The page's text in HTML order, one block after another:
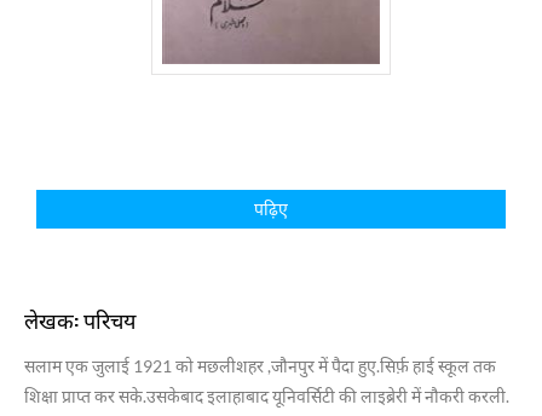
पढ़िए
लेखक: परिचय
सलाम एक जुलाई 1921 को मछलीशहर ,जौनपुर में पैदा हुए.सिर्फ़ हाई स्कूल तक
शिक्षा प्राप्त कर सके.उसकेबाद इलाहाबाद यूनिवर्सिटी की लाइब्रेरी में नौकरी करली.